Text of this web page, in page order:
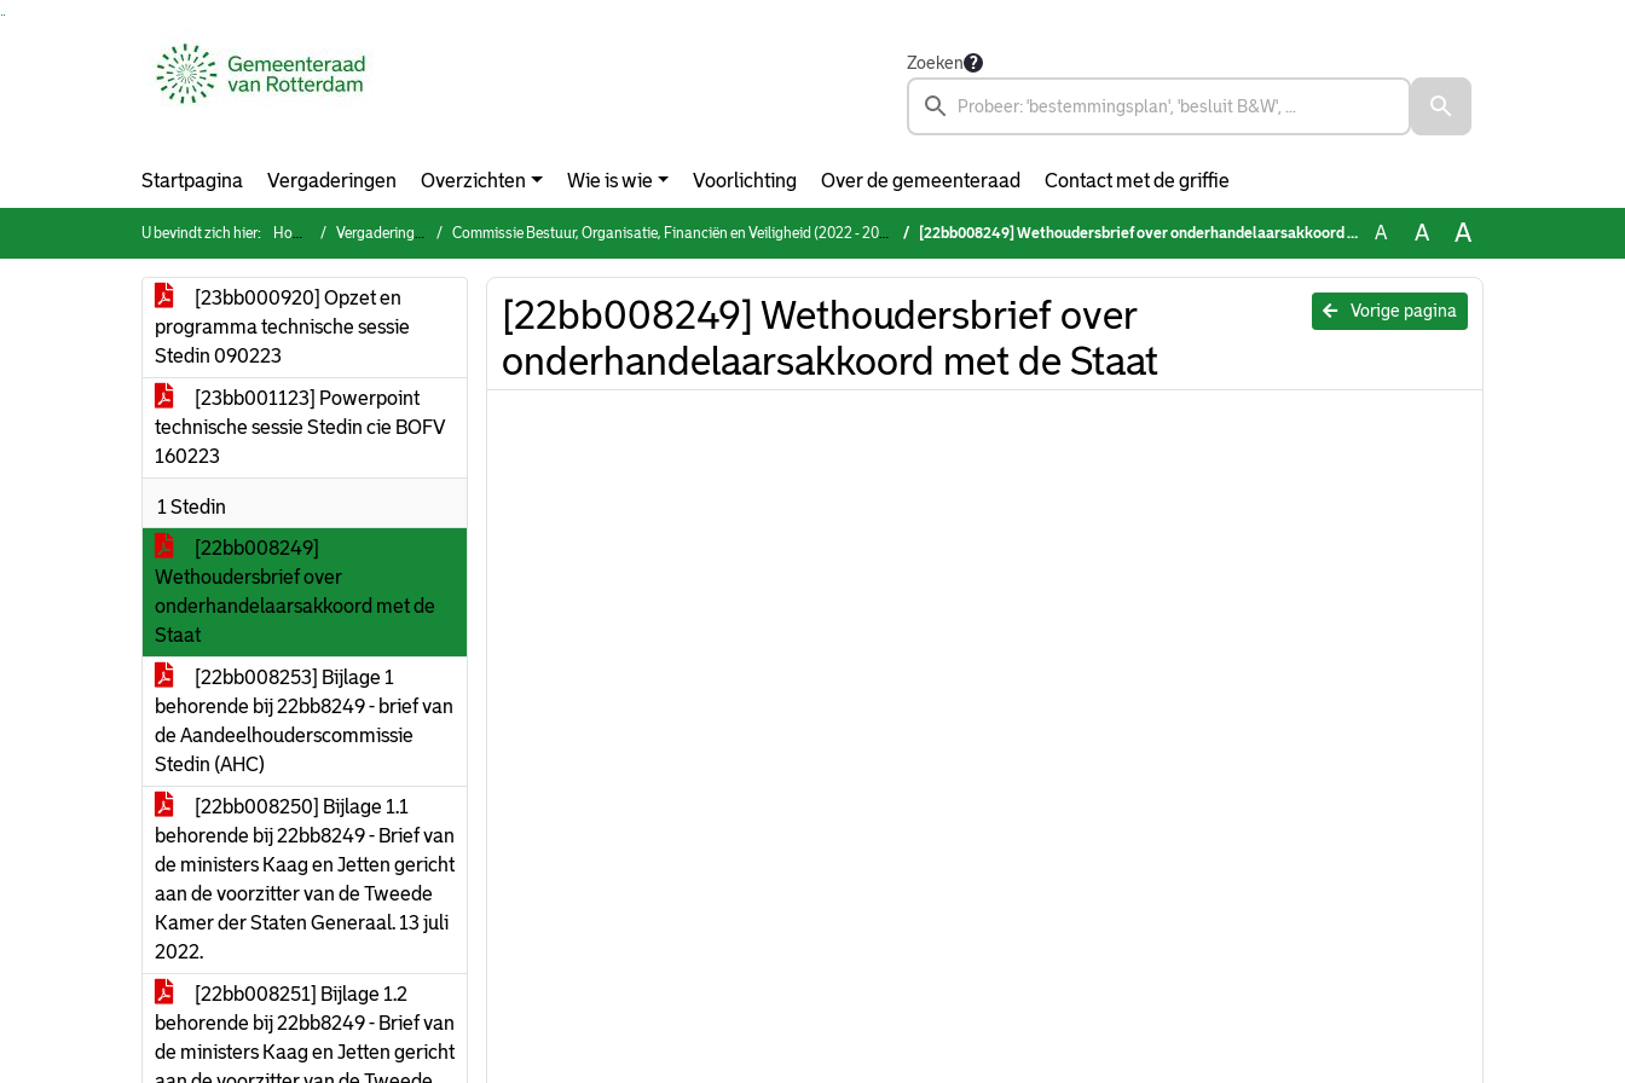
Zoeken
Startpagina Vergaderingen Overzichten Wie is wie Voorlichting Over de gemeenteraad Contact met de griffie
U bevindt zich hier: Home Vergaderingen Commissie Bestuur, Organisatie, Financiën en Veiligheid (2022 - 2026) (donderdag 16 februari 2023) [22bb008249] Wethoudersbrief over onderhandelaarsakkoord met de Staat A A A
[23bb000920] Opzet en
programma technische sessie
Stedin 090223
[23bb001123] Powerpoint
technische sessie Stedin cie BOFV
160223
1 Stedin
[22bb008249]
Wethoudersbrief over
onderhandelaarsakkoord met de
Staat
[22bb008253] Bijlage 1
behorende bij 22bb8249 - brief van
de Aandeelhouderscommissie
Stedin (AHC)
[22bb008250] Bijlage 1.1
behorende bij 22bb8249 - Brief van
de ministers Kaag en Jetten gericht
aan de voorzitter van de Tweede
Kamer der Staten Generaal. 13 juli
2022.
[22bb008251] Bijlage 1.2
behorende bij 22bb8249 - Brief van
de ministers Kaag en Jetten gericht
Vorige pagina
[22bb008249] Wethoudersbrief over
onderhandelaarsakkoord met de Staat